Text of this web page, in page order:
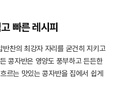
빠른 레시피
찬의 최강자 자리를 굳건히 지키고
콩자반은 영양도 풍부하고 든든한
르는 맛있는 콩자반을 집에서 쉽게